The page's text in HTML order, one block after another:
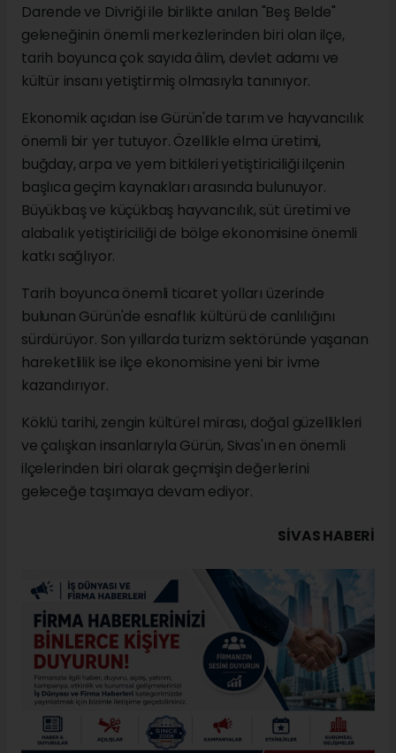
Darende ve Divriği ile birlikte anılan "Beş Belde"
geleneğinin önemli merkezlerinden biri olan ilçe,
tarih boyunca çok sayıda âlim, devlet adamı ve
kültür insanı yetiştirmiş olmasıyla tanınıyor.
Ekonomik açıdan ise Gürün'de tarım ve hayvancılık
önemli bir yer tutuyor. Özellikle elma üretimi,
buğday, arpa ve yem bitkileri yetiştiriciliği ilçenin
başlıca geçim kaynakları arasında bulunuyor.
Büyükbaş ve küçükbaş hayvancılık, süt üretimi ve
alabalık yetiştiriciliği de bölge ekonomisine önemli
katkı sağlıyor.
Tarih boyunca önemli ticaret yolları üzerinde
bulunan Gürün'de esnaflık kültürü de canlılığını
sürdürüyor. Son yıllarda turizm sektöründe yaşanan
hareketlilik ise ilçe ekonomisine yeni bir ivme
kazandırıyor.
Köklü tarihi, zengin kültürel mirası, doğal güzellikleri
ve çalışkan insanlarıyla Gürün, Sivas'ın en önemli
ilçelerinden biri olarak geçmişin değerlerini
geleceğe taşımaya devam ediyor.
SIVAS HABERİ